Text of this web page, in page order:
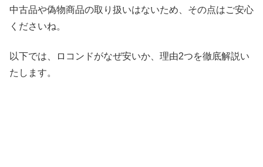
中古品や偽物商品の取り扱いはないため、その点はご安心
くださいね。
以下では、ロコンドがなぜ安いか、理由2つを徹底解説い
たします。